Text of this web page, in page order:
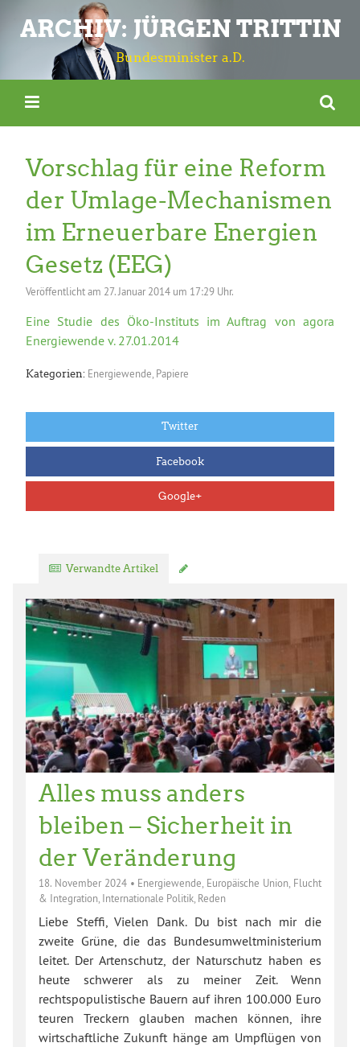
ARCHIV: JÜRGEN TRITTIN
Bundesminister a.D.
Vorschlag für eine Reform
der Umlage-Mechanismen
im Erneuerbare Energien
Gesetz (EEG)
Veröffentlicht am 27. Januar 2014 um 17:29 Uhr.
Eine Studie des Öko-Instituts im Auftrag von agora
Energiewende v. 27.01.2014
Kategorien: Energiewende Papiere
Twitter
Facebook
Google+
Verwandte Artikel
Alles muss anders
bleiben – Sicherheit in
der Veränderung
18. November 2024• Energiewende, Europäische Union, Flucht
& Integration, Internationale Politik, Reden
Liebe Steffi, Vielen Dank. Du bist nach mir die
zweite Grüne, die das Bundesumweltministerium
leitet. Der Artenschutz, der Naturschutz haben es
heute schwerer als zu meiner Zeit. Wenn
rechtspopulistische Bauern auf ihren 100.000 Euro
teuren Treckern glauben machen können, ihre
wirtschaftliche Zukunft hänge am Umpflügen von